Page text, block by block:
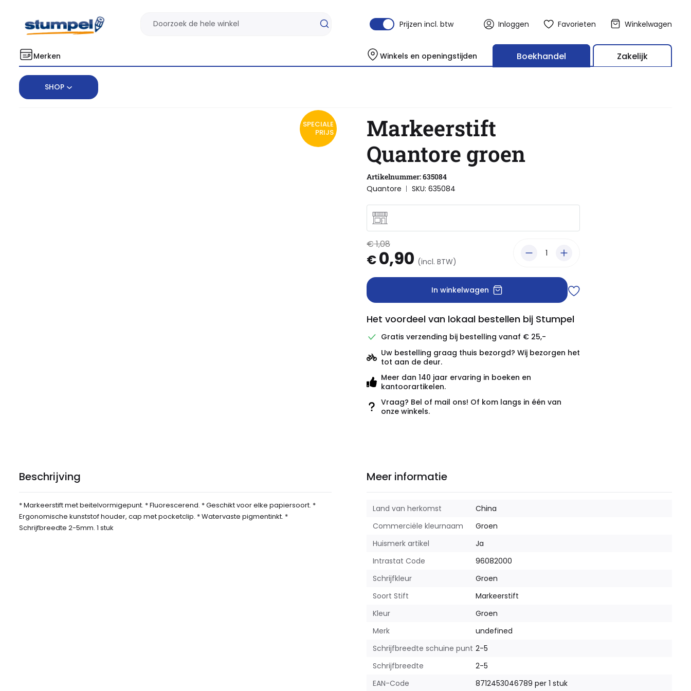
Prijzen incl. btw Inloggen Favorieten Winkelwagen
Merken Winkels en openingstijden Boekhandel Zakelijk
SHOP
Home Kantoorartikelen
SPECIALE
PRIJS
Markeerstift
Quantore groen
Artikelnummer: 635084
Quantore SKU: 635084
€ 1,08
€0,90 (incl. BTW)
In winkelwagen
Het voordeel van lokaal bestellen bij Stumpel
Gratis verzending bij bestelling vanaf € 25,-
Uw bestelling graag thuis bezorgd? Wij bezorgen het
tot aan de deur.
Meer dan 140 jaar ervaring in boeken en
kantoorartikelen.
Vraag? Bel of mail ons! Of kom langs in één van
onze winkels.
Beschrijving
* Markeerstift met beitelvormigepunt. * Fluorescerend. * Geschikt voor elke papiersoort. *
Ergonomische kunststof houder, cap met pocketclip. * Watervaste pigmentinkt. *
Schrijfbreedte 2-5mm. 1 stuk
Meer informatie
Land van herkomst
China
Commerciële kleurnaam
Groen
Huismerk artikel
Ja
Intrastat Code
96082000
Schrijfkleur
Groen
Soort Stift
Markeerstift
Kleur
Groen
Merk
undefined
Schrijfbreedte schuine punt 2-5
Schrijfbreedte
2-5
EAN-Code
8712453046789 per 1 stuk